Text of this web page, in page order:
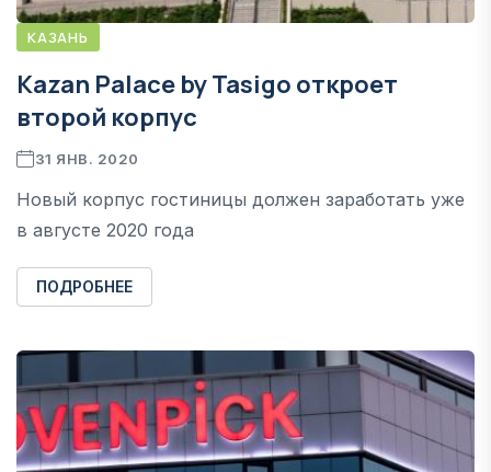
КАЗАНЬ
Kazan Palace by Tasigo откроет
второй корпус
31 ЯНВ. 2020
Новый корпус гостиницы должен заработать уже
в августе 2020 года
ПОДРОБНЕЕ